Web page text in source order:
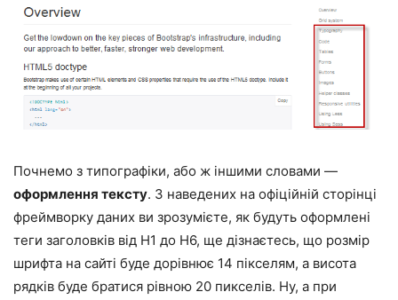
Почнемо з типографіки, або ж іншими словами —
оформлення тексту. З наведених на офіційній сторінці
фреймворку даних ви зрозумієте, як будуть оформлені
теги заголовків від H1 до H6, ще дізнаєтесь, що розмір
шрифта на сайті буде дорівнює 14 пікселям, а висота
рядків буде братися рівною 20 пикселів. Ну, а при